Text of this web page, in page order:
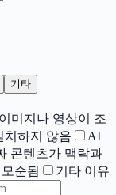
기타
이미지나 영상이 조
치하지 않음
AI
콘텐츠가 맥락과
순됨
기타 이유